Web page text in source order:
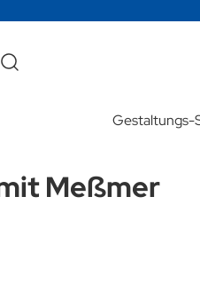
Gestaltungs-
Meßmer